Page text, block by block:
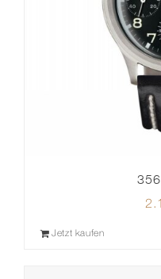
Jetzt kaufen